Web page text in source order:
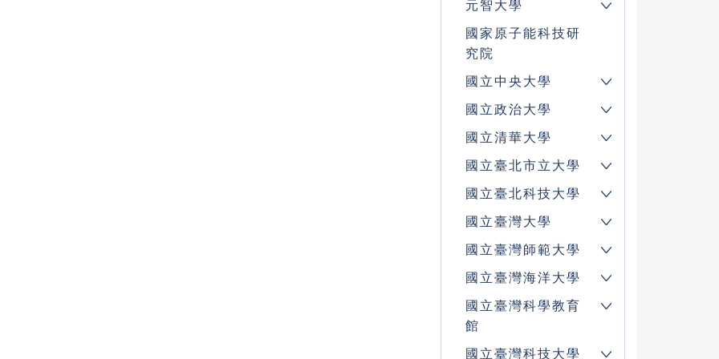
元智大學
國家原子能科技研
究院
國立中央大學
國立政治大學
國立清華大學
國立臺北市立大學
國立臺北科技大學
國立臺灣大學
國立臺灣師範大學
國立臺灣海洋大學
國立臺灣科學教育
館
國立臺灣科技大學